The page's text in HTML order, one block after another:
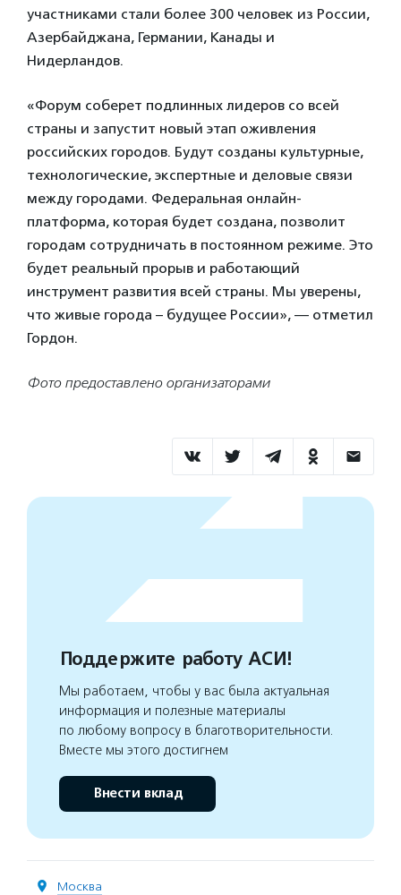
участниками стали более 300 человек из России,
Азербайджана, Германии, Канады и
Нидерландов.
«Форум соберет подлинных лидеров со всей
страны и запустит новый этап оживления
российских городов. Будут созданы культурные,
технологические, экспертные и деловые связи
между городами. Федеральная онлайн-
платформа, которая будет создана, позволит
городам сотрудничать в постоянном режиме. Это
будет реальный прорыв и работающий
инструмент развития всей страны. Мы уверены,
что живые города – будущее России», — отметил
Гордон.
Фото предоставлено организаторами
Поддержите работу АСИ!
Мы работаем, чтобы у вас была актуальная
информация и полезные материалы
по любому вопросу в благотворительности.
Вместе мы этого достигнем
Внести вклад
Москва